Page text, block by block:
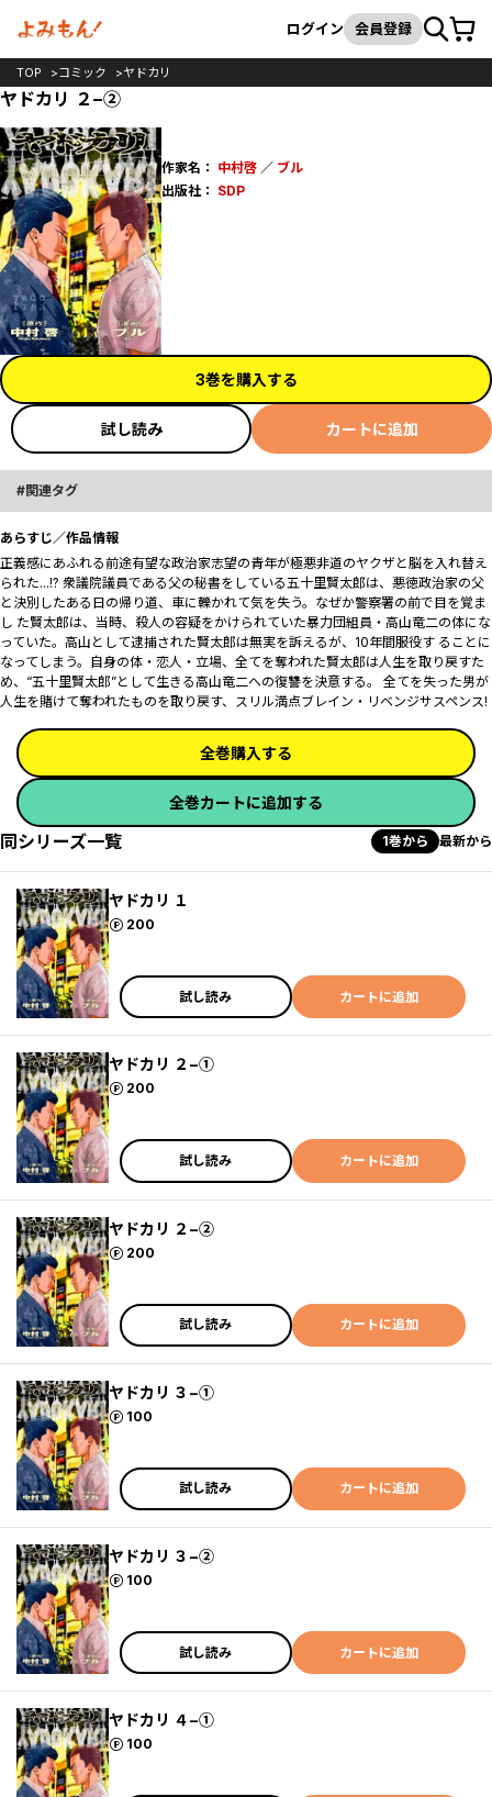
検索
ログイン 会員登録カート
TOP コミック ヤドカリ
ヤドカリ ２−②
作家名： 中村啓／ ブル
出版社： SDP
3巻を購入する
試し読み カートに追加
関連タグ
あらすじ／作品情報
正義感にあふれる前途有望な政治家志望の青年が極悪非道のヤクザと脳を入れ替え
られた...!? 衆議院議員である父の秘書をしている五十里賢太郎は、悪徳政治家の父
と決別したある日の帰り道、車に轢かれて気を失う。なぜか警察署の前で目を覚ま
し た賢太郎は、当時、殺人の容疑をかけられていた暴力団組員・高山竜二の体にな
っていた。高山として逮捕された賢太郎は無実を訴えるが、10年間服役す ることに
なってしまう。自身の体・恋人・立場、全てを奪われた賢太郎は人生を取り戻すた
め、“五十里賢太郎”として生きる高山竜二への復讐を決意する。 全てを失った男が
人生を賭けて奪われたものを取り戻す、スリル満点ブレイン・リベンジサスペンス!
全巻購入する
全巻カートに追加する
同シリーズ一覧 1巻から 最新から
ヤドカリ １
200
ポイント
試し読み カートに追加
ヤドカリ ２−①
200
ポイント
試し読み カートに追加
ヤドカリ ２−②
200
ポイント
試し読み カートに追加
ヤドカリ ３−①
100
ポイント
試し読み カートに追加
ヤドカリ ３−②
100
ポイント
試し読み カートに追加
ヤドカリ ４−①
100
ポイント